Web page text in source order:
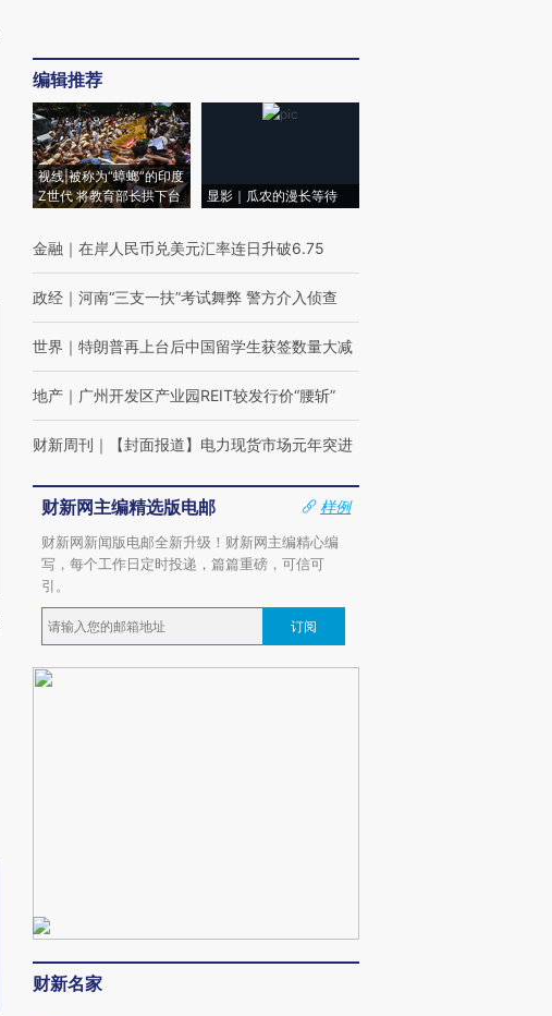
编辑推荐
视线|被称为“蟑螂”的印度
Z世代 将教育部长拱下台
显影｜瓜农的漫长等待
金融 ｜ 在岸人民币兑美元汇率连日升破6.75
政经 ｜ 河南“三支一扶”考试舞弊 警方介入侦查
世界 ｜ 特朗普再上台后中国留学生获签数量大减
地产 ｜ 广州开发区产业园REIT较发行价“腰斩”
财新周刊 ｜ 【封面报道】电力现货市场元年突进
财新网主编精选版电邮
样例
财新网新闻版电邮全新升级！财新网主编精心编
写，每个工作日定时投递，篇篇重磅，可信可
引。
订阅
财新名家